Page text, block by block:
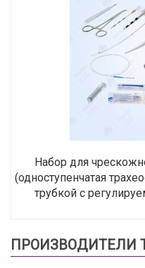
Набор для
(одноступенчатая
трубкой с
ПРОИЗВОДИТЕЛИ